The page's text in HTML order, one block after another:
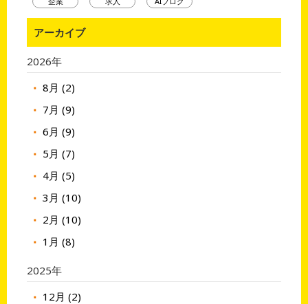
アーカイブ
2026年
8月 (2)
7月 (9)
6月 (9)
5月 (7)
4月 (5)
3月 (10)
2月 (10)
1月 (8)
2025年
12月 (2)